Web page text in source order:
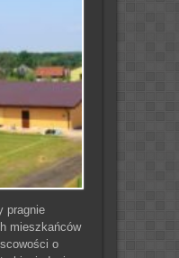
pragnie
mieszkańców
o